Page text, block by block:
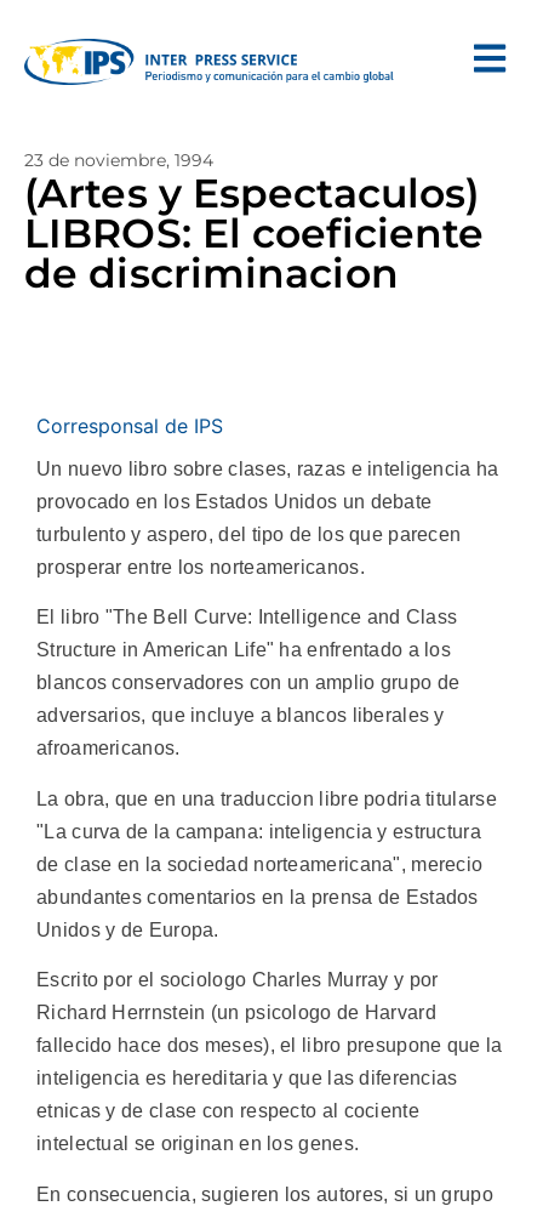
23 de noviembre, 1994
(Artes y Espectaculos)
LIBROS: El coeficiente
de discriminacion
Corresponsal de IPS
Un nuevo libro sobre clases, razas e inteligencia ha
provocado en los Estados Unidos un debate
turbulento y aspero, del tipo de los que parecen
prosperar entre los norteamericanos.
El libro "The Bell Curve: Intelligence and Class
Structure in American Life" ha enfrentado a los
blancos conservadores con un amplio grupo de
adversarios, que incluye a blancos liberales y
afroamericanos.
La obra, que en una traduccion libre podria titularse
"La curva de la campana: inteligencia y estructura
de clase en la sociedad norteamericana", merecio
abundantes comentarios en la prensa de Estados
Unidos y de Europa.
Escrito por el sociologo Charles Murray y por
Richard Herrnstein (un psicologo de Harvard
fallecido hace dos meses), el libro presupone que la
inteligencia es hereditaria y que las diferencias
etnicas y de clase con respecto al cociente
intelectual se originan en los genes.
En consecuencia, sugieren los autores, si un grupo